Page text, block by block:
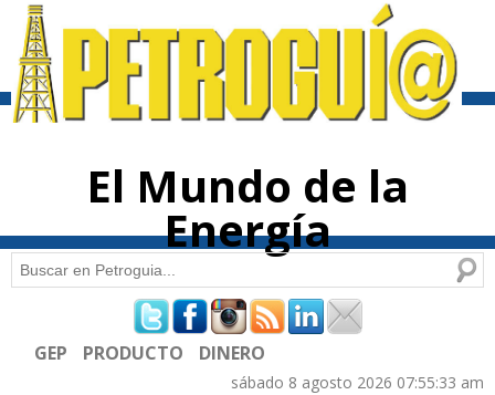
contenido
El Mundo de la
Energía
Formulario de búsqueda
Buscar
GEP PRODUCTO DINERO
sábado 8 agosto 2026 07:55:33 am